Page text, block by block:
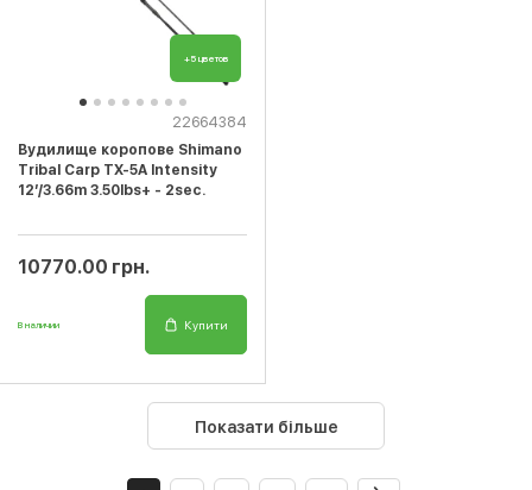
+5 цветов
22664384
Вудилище коропове Shimano
Tribal Carp TX-5A Intensity
12’/3.66m 3.50lbs+ - 2sec.
10770.00 грн.
В наличии Купити
Показати більше